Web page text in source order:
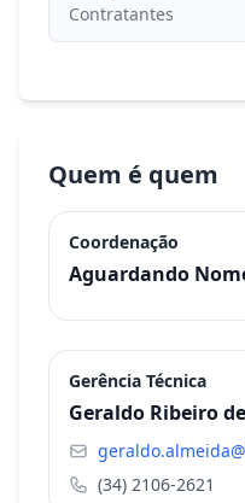
Contratantes
Quem é quem
Coordenação
Aguardando
Gerência Técnica
Geraldo Ribeiro
(34) 2106-2621